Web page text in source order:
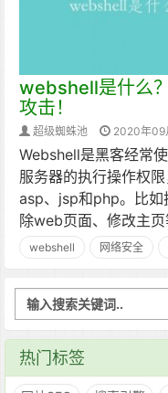
webshell是什么
攻击！
超级蜘蛛池 2020年09
Webshell是黑客经常
服务器的执行操作权
asp、jsp和php。比如
除web页面、修改主
webshell 网络安全
热门标签